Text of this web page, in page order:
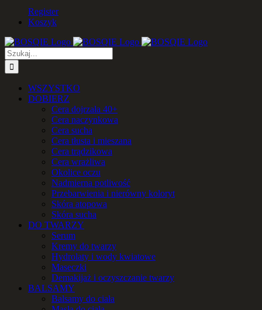
Register
Koszyk
Szukaj
WSZYSTKO
DOBIERZ
Cera dojrzała 40+
Cera naczynkowa
Cera sucha
Cera tłusta i mieszana
Cera trądzikowa
Cera wrażliwa
Okolice oczu
Nadmierna potliwość
Przebarwienia i nierówny koloryt
Skóra atopowa
Skóra sucha
DO TWARZY
Serum
Kremy do twarzy
Hydrolaty i wody kwiatowe
Maseczki
Demakijaż i oczyszczanie twarzy
BALSAMY
Balsamy do ciała